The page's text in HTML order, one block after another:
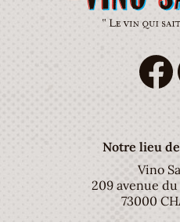
Notre lieu
Vino
209 avenue
73000